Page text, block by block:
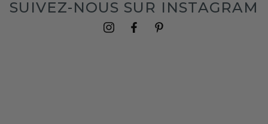
SUIVEZ-NOUS SUR INSTAGRAM